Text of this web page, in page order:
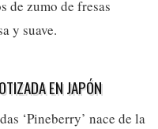
de zumo de fresas
y suave.
EN JAPÓN
‘Pineberry’ nace de la